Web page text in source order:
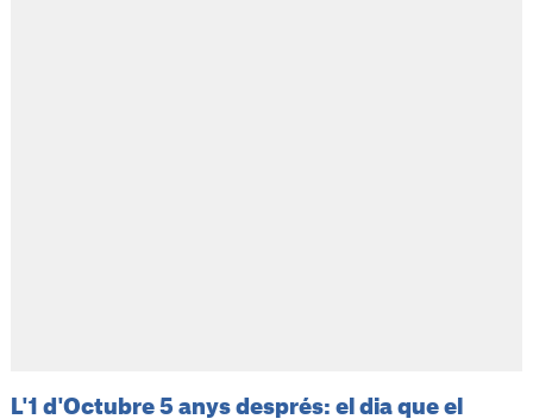
L'1 d'Octubre 5 anys després: el dia que el